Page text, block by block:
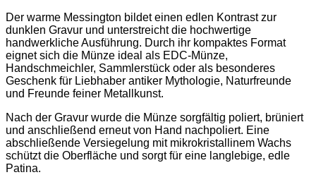
Der warme Messington bildet einen edlen Kontrast zur
dunklen Gravur und unterstreicht die hochwertige
handwerkliche Ausführung. Durch ihr kompaktes Format
eignet sich die Münze ideal als EDC‑Münze,
Handschmeichler, Sammlerstück oder als besonderes
Geschenk für Liebhaber antiker Mythologie, Naturfreunde
und Freunde feiner Metallkunst.
Nach der Gravur wurde die Münze sorgfältig poliert, brüniert
und anschließend erneut von Hand nachpoliert. Eine
abschließende Versiegelung mit mikrokristallinem Wachs
schützt die Oberfläche und sorgt für eine langlebige, edle
Patina.